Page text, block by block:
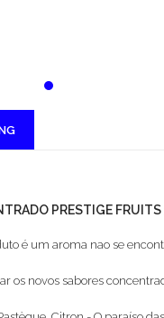
PRESTIGE
é um aroma nao se
os novos sabores